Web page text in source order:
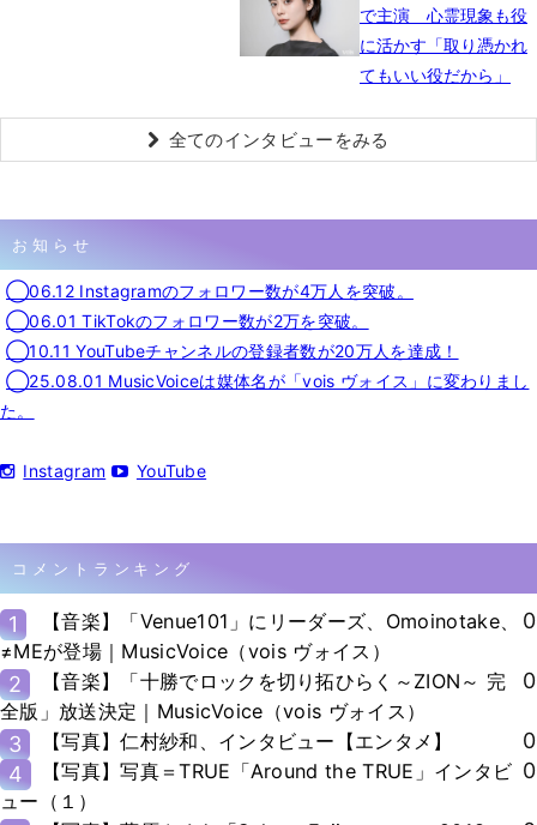
で主演 心霊現象も役
に活かす「取り憑かれ
てもいい役だから」
全てのインタビューをみる
お知らせ
◯06.12 Instagramのフォロワー数が4万人を突破。
◯06.01 TikTokのフォロワー数が2万を突破。
◯10.11 YouTubeチャンネルの登録者数が20万人を達成！
◯25.08.01 MusicVoiceは媒体名が「vois ヴォイス」に変わりまし
た。
Instagram YouTube
コメントランキング
1
【音楽】「Venue101」にリーダーズ、Omoinotake、
≠MEが登場｜MusicVoice（vois ヴォイス）
0
2
【音楽】「十勝でロックを切り拓ひらく～ZION～ 完
全版」放送決定｜MusicVoice（vois ヴォイス）
0
3 【写真】仁村紗和、インタビュー【エンタメ】
0
4
【写真】写真＝TRUE「Around the TRUE」インタビ
ュー（１）
0